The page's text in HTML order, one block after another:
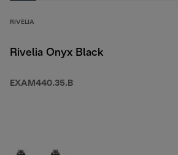
RIVELIA
Rivelia Onyx Black
EXAM440.35.B